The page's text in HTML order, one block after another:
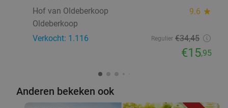
Hof van Oldeberkoop
9.6 star
Oldeberkoop
Verkocht: 1.116
Regulier €34,45
€15,95
Anderen bekeken ook